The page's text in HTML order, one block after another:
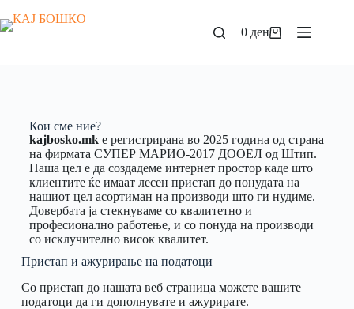
0 ден
Кои сме ние?
kajbosko.mkе регистрирана во 2025 година од страна
на фирмата СУПЕР МАРИО-2017 ДООЕЛ од Штип.
Наша цел е да создадеме интернет простор каде што
клиентите ќе имаат лесен пристап до понудата на
нашиот цел асортиман на производи што ги нудиме.
Довербата ја стекнуваме со квалитетно и
професионално работење, и со понуда на производи
со исклучително висок квалитет.
Пристап и ажурирање на податоци
Со пристап до нашата веб страница можете вашите
податоци да ги дополнувате и ажурирате.